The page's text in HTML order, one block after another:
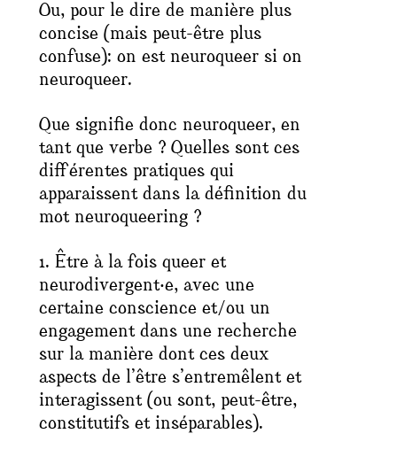
Ou, pour le dire de manière plus
concise (mais peut-être plus
confuse): on est neuroqueer si on
neuroqueer.
Que signifie donc neuroqueer, en
tant que verbe ? Quelles sont ces
différentes pratiques qui
apparaissent dans la définition du
mot neuroqueering ?
1. Être à la fois queer et
neurodivergent‧e, avec une
certaine conscience et/ou un
engagement dans une recherche
sur la manière dont ces deux
aspects de l’être s’entremêlent et
interagissent (ou sont, peut-être,
constitutifs et inséparables).